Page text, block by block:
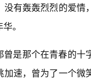
没有轰轰烈烈的爱
。
曾是那个在青春的
加速，曾为了一个